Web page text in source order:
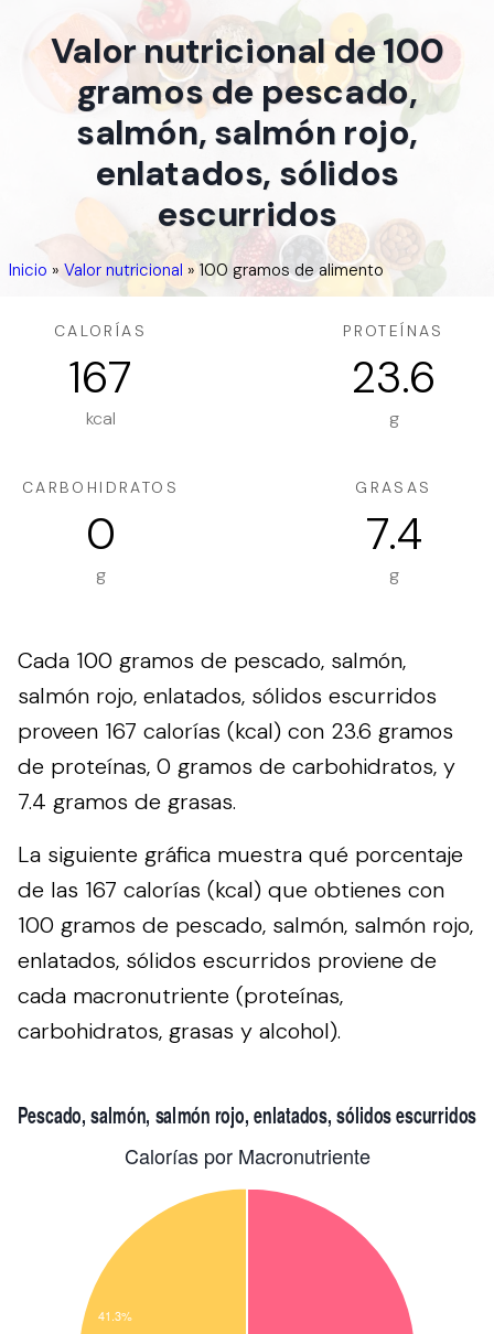
Valor nutricional de 100
gramos de pescado,
salmón, salmón rojo,
enlatados, sólidos
escurridos
Inicio » Valor nutricional » 100 gramos de alimento
CALORÍAS
167
kcal
PROTEÍNAS
23.6
g
CARBOHIDRATOS
0
g
GRASAS
7.4
g
Cada 100 gramos de pescado, salmón,
salmón rojo, enlatados, sólidos escurridos
proveen 167 calorías (kcal) con 23.6 gramos
de proteínas, 0 gramos de carbohidratos, y
7.4 gramos de grasas.
La siguiente gráfica muestra qué porcentaje
de las 167 calorías (kcal) que obtienes con
100 gramos de pescado, salmón, salmón rojo,
enlatados, sólidos escurridos proviene de
cada macronutriente (proteínas,
carbohidratos, grasas y alcohol).